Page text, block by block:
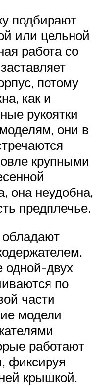
подбирают
или цельной
работа со
потому
как и
рукоятки
они в
крупными
она неудобна,
предплечье.
одной-двух
по
части
модели
работают
фиксируя
крышкой.